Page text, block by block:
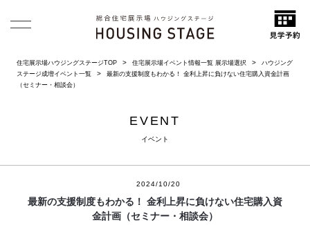
住宅展示場ハウジングステージTOP 住宅展示場イベント情報一覧 展示場選択
ハウジング
ステージ成増イベント一覧
最新の支援制度もわかる！ 金利上昇に負けない住宅購入資金計画
（セミナー・相談会）
EVENT
イベント
2024/10/20
最新の支援制度もわかる！ 金利上昇に負けない住宅購入資
金計画（セミナー・相談会）